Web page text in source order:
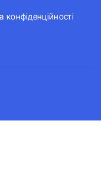
конфіденційності